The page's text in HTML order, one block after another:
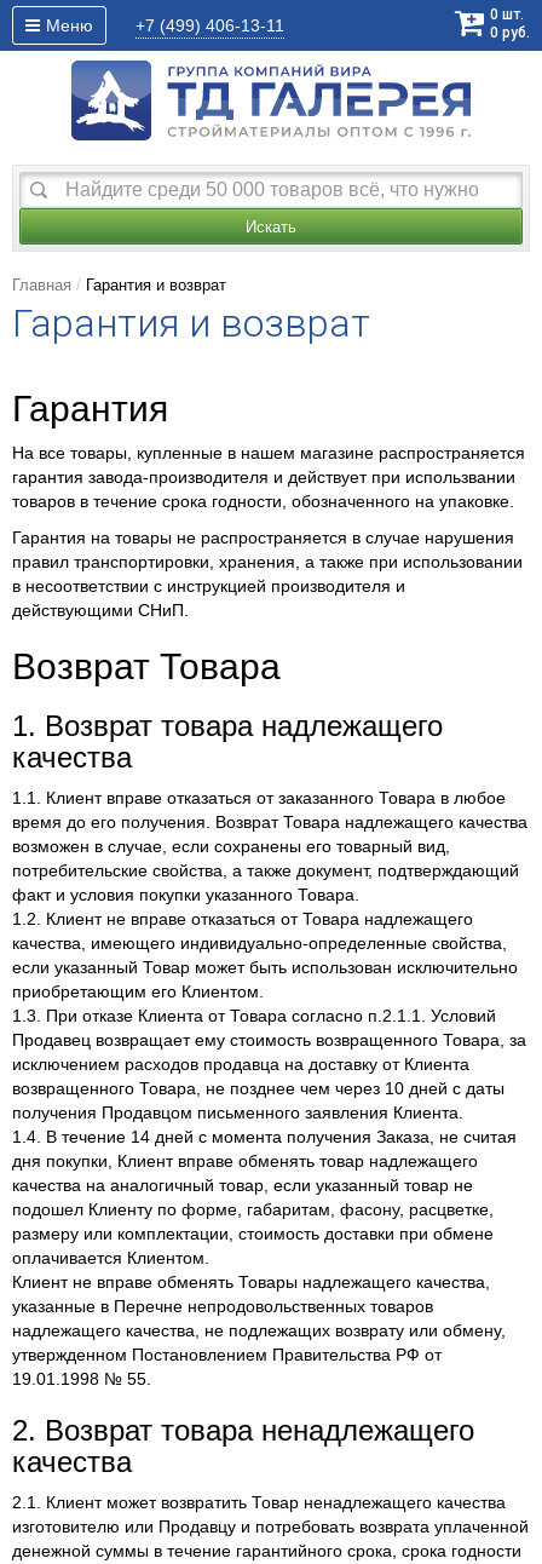
Меню +7 (499) 406-13-11
0 шт.
0 руб.
Искать
Главная Гарантия и возврат
Гарантия и возврат
Гарантия
На все товары, купленные в нашем магазине распространяется
гарантия завода-производителя и действует при использвании
товаров в течение срока годности, обозначенного на упаковке.
Гарантия на товары не распространяется в случае нарушения
правил транспортировки, хранения, а также при использовании
в несоответствии с инструкцией производителя и
действующими СНиП.
Возврат Товара
1. Возврат товара надлежащего
качества
1.1. Клиент вправе отказаться от заказанного Товара в любое
время до его получения. Возврат Товара надлежащего качества
возможен в случае, если сохранены его товарный вид,
потребительские свойства, а также документ, подтверждающий
факт и условия покупки указанного Товара.
1.2. Клиент не вправе отказаться от Товара надлежащего
качества, имеющего индивидуально-определенные свойства,
если указанный Товар может быть использован исключительно
приобретающим его Клиентом.
1.3. При отказе Клиента от Товара согласно п.2.1.1. Условий
Продавец возвращает ему стоимость возвращенного Товара, за
исключением расходов продавца на доставку от Клиента
возвращенного Товара, не позднее чем через 10 дней с даты
получения Продавцом письменного заявления Клиента.
1.4. В течение 14 дней с момента получения Заказа, не считая
дня покупки, Клиент вправе обменять товар надлежащего
качества на аналогичный товар, если указанный товар не
подошел Клиенту по форме, габаритам, фасону, расцветке,
размеру или комплектации, стоимость доставки при обмене
оплачивается Клиентом.
Клиент не вправе обменять Товары надлежащего качества,
указанные в Перечне непродовольственных товаров
надлежащего качества, не подлежащих возврату или обмену,
утвержденном Постановлением Правительства РФ от
19.01.1998 № 55.
2. Возврат товара ненадлежащего
качества
2.1. Клиент может возвратить Товар ненадлежащего качества
изготовителю или Продавцу и потребовать возврата уплаченной
денежной суммы в течение гарантийного срока, срока годности